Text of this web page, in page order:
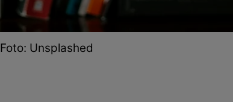
Foto: Unsplashed